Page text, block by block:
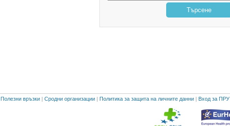
Търсене
Полезни връзки | Сродни организации | Политика за защита на личните данни | Вход за ПРУ